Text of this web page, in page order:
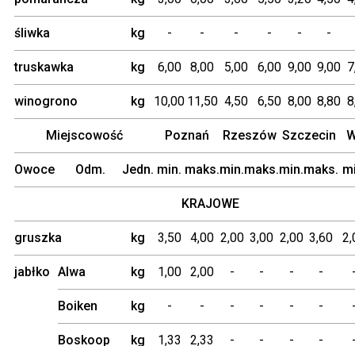
pomarańcza kg 3,00 6,00 3,60 5,50 3,20 4,50
śliwka kg - - - - - -
truskawka kg 6,00 8,00 5,00 6,00 9,00 9,00
winogrono kg 10,0011,50 4,50 6,50 8,00 8,80
Miejscowość Poznań Rzeszów Szczecin
Owoce Odm. Jedn. min. maks.min.maks.min.
KRAJOWE
gruszka kg 3,50 4,00 2,00 3,00 2,00 3,60
Alwa kg 1,00 2,00 - - - -
Boiken kg - - - - - -